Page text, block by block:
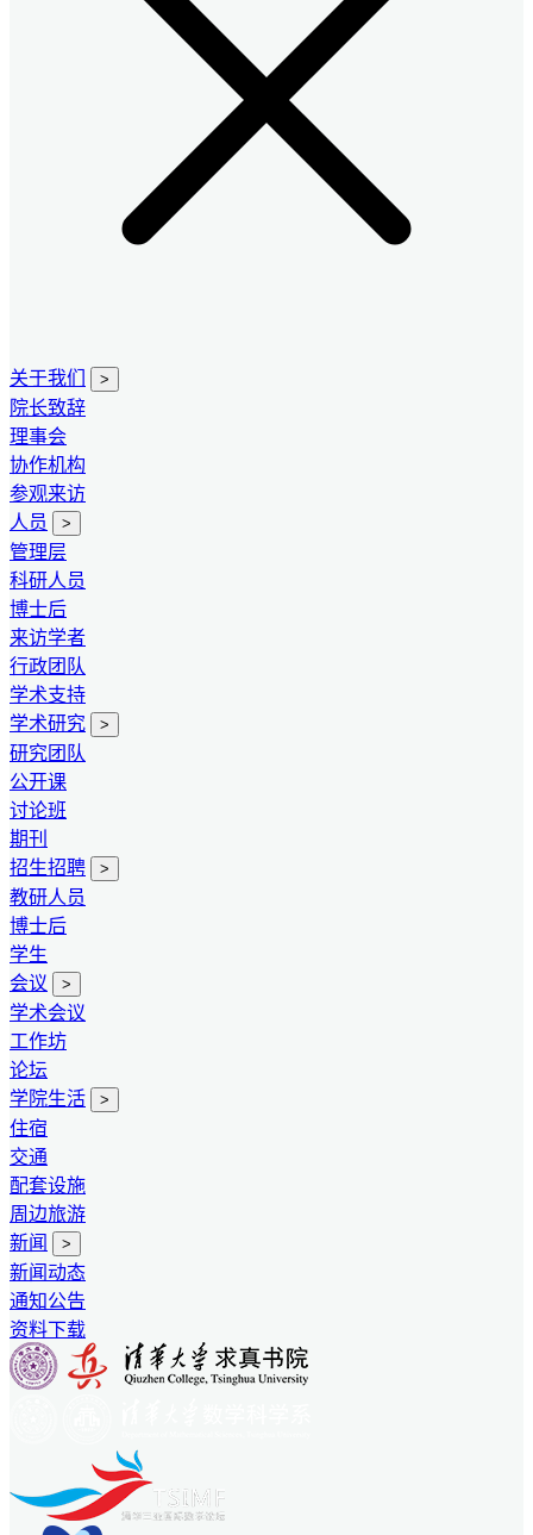
关于我们 >
院长致辞
理事会
协作机构
参观来访
人员
>
管理层
科研人员
博士后
来访学者
行政团队
学术支持
学术研究
>
研究团队
公开课
讨论班
期刊
招生招聘
>
教研人员
博士后
学生
会议
>
学术会议
工作坊
论坛
学院生活
>
住宿
交通
配套设施
周边旅游
新闻
>
新闻动态
通知公告
资料下载